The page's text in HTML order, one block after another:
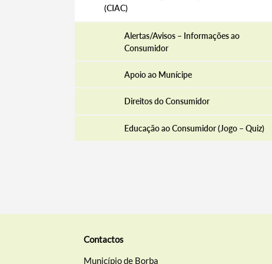
(CIAC)
Alertas/Avisos – Informações ao
Consumidor
Apoio ao Munícipe
Direitos do Consumidor
Educação ao Consumidor (Jogo – Quiz)
Contactos
Município de Borba